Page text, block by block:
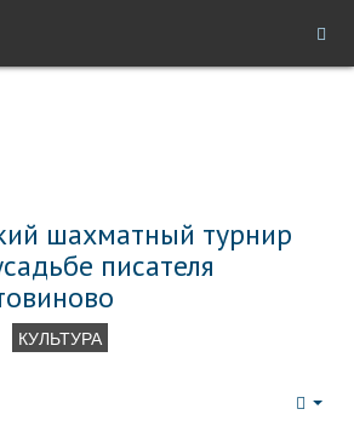
шахматный турнир
писателя
КУЛЬТУРА